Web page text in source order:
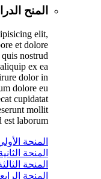
المنح
elit,
et dolore
nostrud
ex ea
dolor in
dolore eu
cupidatat
mollit
est laborum.
المنحة
المنحة
المنحة
المنحة